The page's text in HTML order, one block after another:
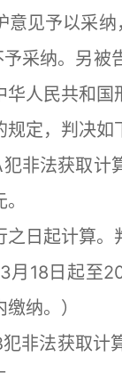
意见予以采
采纳。另被
华人民共和
定，判决如
法获取计算
起计算。
月18日起至
纳。）
法获取计算